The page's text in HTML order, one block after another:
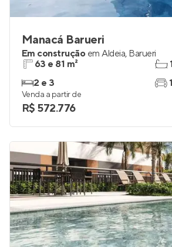
Manacá Barueri
Em construção em Aldeia, Barueri
63 e 81 m²
2 e 3
Venda a partir de
R$ 572.776